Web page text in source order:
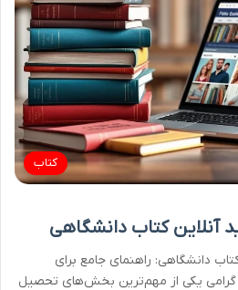
کتاب
آنلاین کتاب دانشگاهی
دانشگاهی: راهنمای جامع برای
گرامی یکی از مهم‌ترین بخش‌های تحصیل